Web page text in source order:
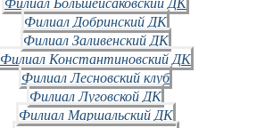
Филиал Добринский ДК
Филиал Заливенский ДК
Филиал Константиновский ДК
Филиал Лесновский клуб
Филиал Луговской ДК
Филиал Маршальский ДК